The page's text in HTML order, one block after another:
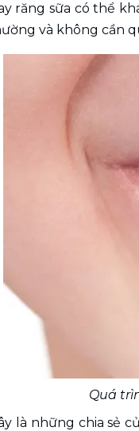
răng sữa có thể
và không cần
Quá
là những chia sẻ